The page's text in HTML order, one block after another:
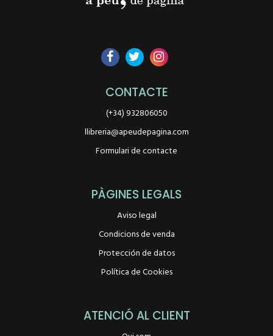
CONTACTE
(+34) 932806050
llibreria@apeudepagina.com
Formulari de contacte
PÀGINES LEGALS
Aviso legal
Condicions de venda
Protección de datos
Política de Cookies
ATENCIÓ AL CLIENT